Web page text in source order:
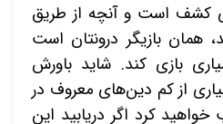
کشف است و آنچه از طریق
همان بازیگر درونتان است
بازی کند. شاید باورش
از کم دین‌های معروف در
کرد اگر دریابید این